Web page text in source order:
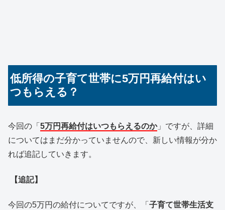
低所得の子育て世帯に5万円再給付はい
つもらえる？
今回の「 5万円再給付はいつもらえるのか」ですが、詳細
についてはまだ分かっていませんので、新しい情報が分か
れば追記していきます。
【追記】
今回の5万円の給付についてですが、「 子育て世帯生活支